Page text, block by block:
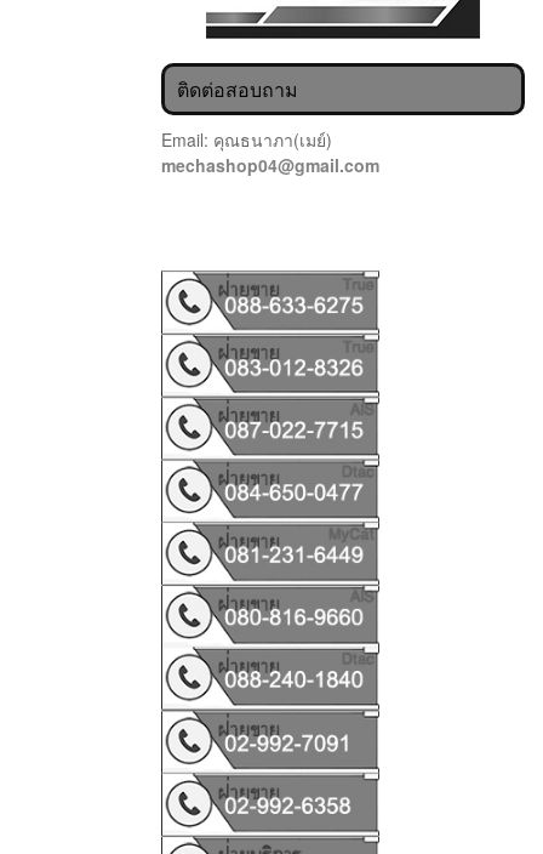
ติดต่อสอบถาม
Email: คุณธนาภา(เมย์)
mechashop04@gmail.com